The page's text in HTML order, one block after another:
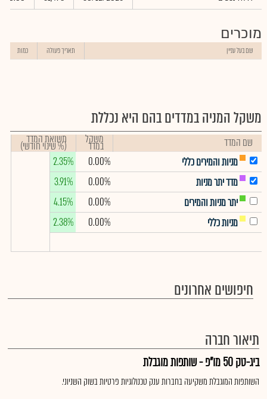
מוכרים
שם בעל עניין תאריך פעולה כמות
משקל המניה במדדים בהם היא נכללת
שם המדד משקל
במדד תשואת המדד
(% שינוי חודשי)
מניות והמירים כללי
0.00%
2.35%
מדד יתר מניות
0.00%
3.91%
יתר מניות והמירים
0.00%
4.15%
מניות כללי
0.00%
2.38%
חיפושים אחרונים
תיאור חברה
ביג-טק 50 מו"פ - שותפות מוגבלת
השותפות המוגבלת משקיעה בחברות ענק טכנולוגיות פרטיות בשוק השניוני.